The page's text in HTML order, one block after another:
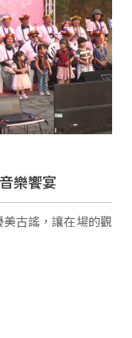
樂饗宴
古謠，讓在場的觀